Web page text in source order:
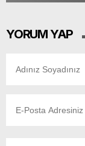
YORUM YAP